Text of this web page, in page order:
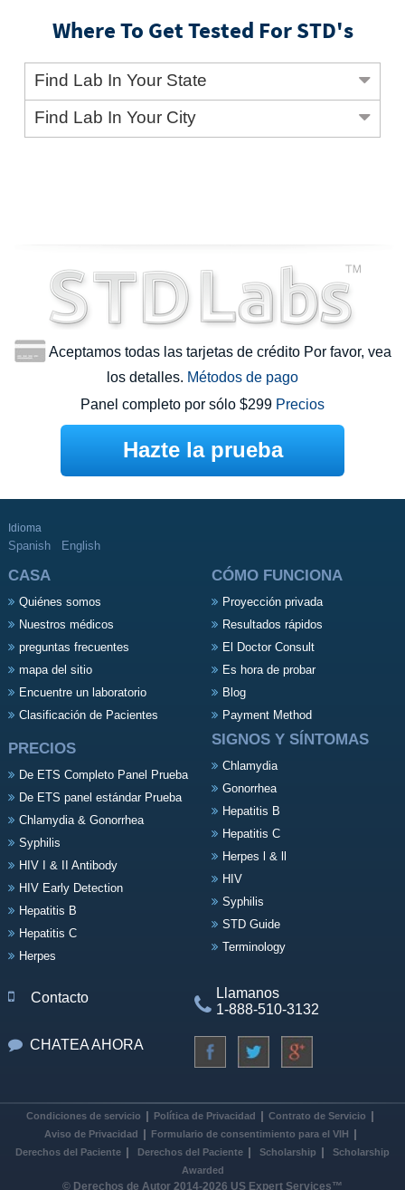
Where To Get Tested For STD's
Find Lab In Your State
Find Lab In Your City
Aceptamos todas las tarjetas de crédito Por favor, vea
los detalles. Métodos de pago
Panel completo por sólo $299 Precios
Hazte la prueba
Idioma
Spanish English
CASA
Quiénes somos
Nuestros médicos
preguntas frecuentes
mapa del sitio
Encuentre un laboratorio
Clasificación de Pacientes
CÓMO FUNCIONA
Proyección privada
Resultados rápidos
El Doctor Consult
Es hora de probar
Blog
Payment Method
PRECIOS
De ETS Completo Panel Prueba
De ETS panel estándar Prueba
Chlamydia & Gonorrhea
Syphilis
HIV I & II Antibody
HIV Early Detection
Hepatitis B
Hepatitis C
Herpes
SIGNOS Y SÍNTOMAS
Chlamydia
Gonorrhea
Hepatitis B
Hepatitis C
Herpes l & ll
HIV
Syphilis
STD Guide
Terminology
Contacto
Llamanos
1-888-510-3132
CHATEA AHORA
Condiciones de servicio Política de Privacidad
Contrato de Servicio
Aviso de Privacidad
Formulario de consentimiento para el VIH
Derechos del Paciente
Derechos del Paciente Scholarship
Scholarship
Awarded
© Derechos de Autor 2014-2026 US Expert Services™